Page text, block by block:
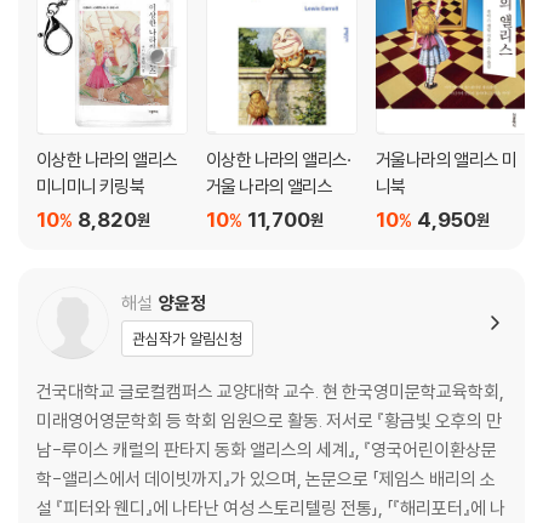
이상한 나라의 앨리스
미니미니 키링북
8,820원
10%
이상한 나라의 앨리스·
거울 나라의 앨리스
11,700원
10%
거울나라의 앨리스 미
니북
4,950원
10%
해설 양윤정
관심작가 알림신청
건국대학교 글로컬캠퍼스 교양대학 교수. 현 한국영미문학교육학회,
미래영어영문학회 등 학회 임원으로 활동. 저서로 『황금빛 오후의 만
남-루이스 캐럴의 판타지 동화 앨리스의 세계』, 『영국어린이환상문
학-앨리스에서 데이빗까지』가 있으며, 논문으로 「제임스 배리의 소
설 『피터와 웬디』에 나타난 여성 스토리텔링 전통」, 「『해리포터』에 나